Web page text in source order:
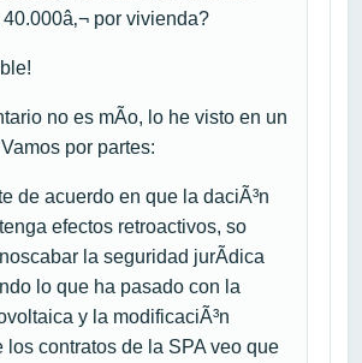
40.000â‚¬ por vivienda?
no es mÃ­o, lo he visto en un
por partes:
de acuerdo en que la daciÃ³n
efectos retroactivos, so
la seguridad jurÃ­dica
lo que ha pasado con la
y la modificaciÃ³n
los contratos de la SPA veo que